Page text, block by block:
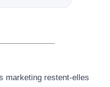
marketing restent-elles